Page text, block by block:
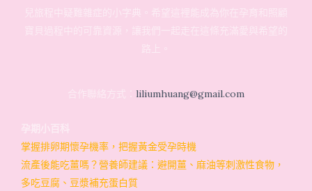
liliumhuang@gmail.com
掌握排卵期懷孕機率，把握黃金受孕時機
流產後能吃薑嗎？營養師建議：避開薑、麻油等刺激性食物，
多吃豆腐、豆漿補充蛋白質